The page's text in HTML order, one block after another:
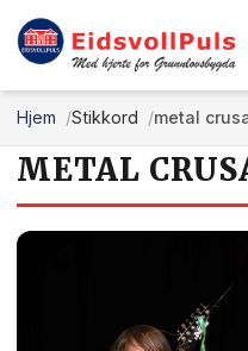
Hjem Stikkord metal
METAL